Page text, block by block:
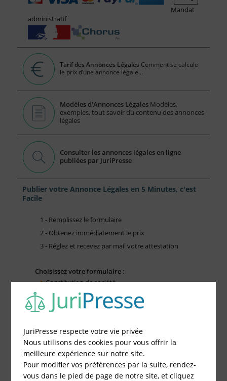
Mandat
administratif
Tarif des Annonces Légales Comment se calcule
le prix d’une annonce légale...
Modèles d'Annonces Légales Modèles,
exemples, tout savoir du contenu des annonces
légales
Consulter les annonces légales en ligne
publiées par JuriPresse
Publier votre Annonce Légales en 5 Minutes, c'est
Facile
1 - Remplissez le formulaire
2 - Obtenez immédiatement le prix
3 - Réglez et recevez par mail votre attestation
Choisissez votre formulaire :
Constitution de société
Modification de société
Fonds de Commerce
JuriPresse respecte votre vie privée
Nous utilisons des cookies pour vous offrir la
meilleure expérience sur notre site.
Pour modifier vos préférences par la suite, rendez-
vous dans le pied de page de notre site, et cliquez